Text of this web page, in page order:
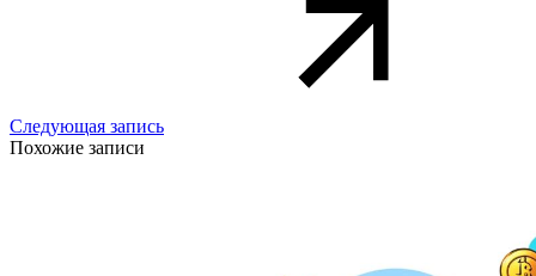
Следующая запись
Похожие записи